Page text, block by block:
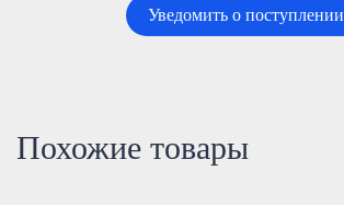
Уведомить о поступлении
Похожие товары